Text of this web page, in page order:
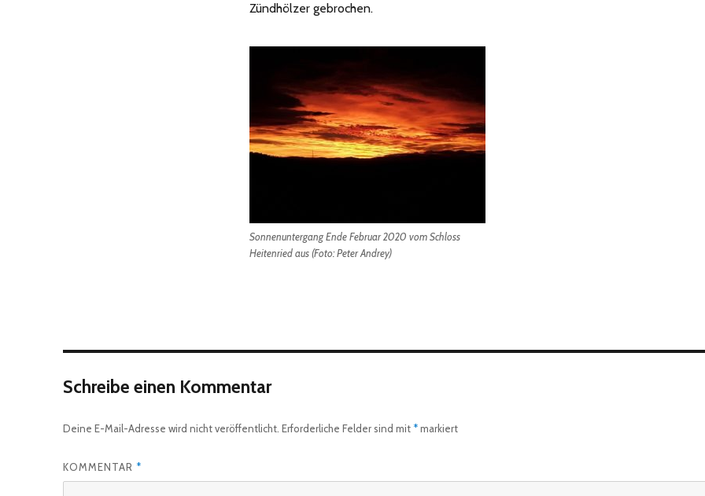
Zündhölzer gebrochen.
Sonnenuntergang Ende Februar 2020 vom Schloss
Heitenried aus (Foto: Peter Andrey)
Schreibe einen Kommentar
Deine E-Mail-Adresse wird nicht veröffentlicht. Erforderliche Felder sind mit *markiert
KOMMENTAR *